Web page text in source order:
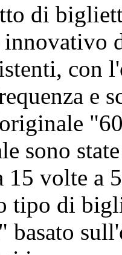
di
e
sono
volte a
tipo di
basato